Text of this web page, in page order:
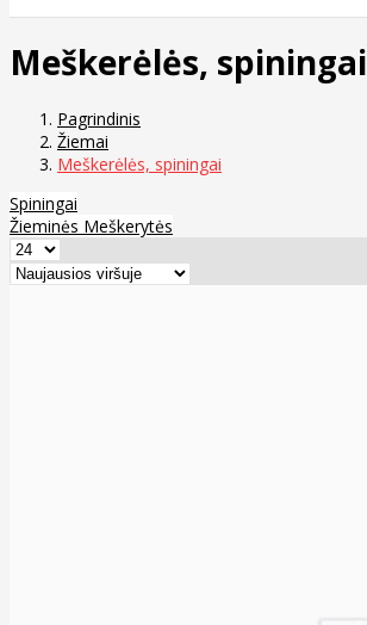
Meškerėlės, spiningai
Pagrindinis
Žiemai
Meškerėlės, spiningai
Spiningai
Žieminės Meškerytės